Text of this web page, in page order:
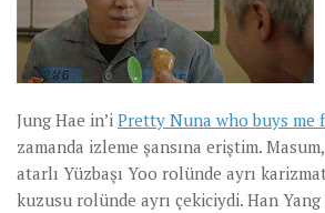
Jung Hae in’i Pretty Nuna who buys me
zamanda izleme şansına eriştim.
atarlı Yüzbaşı Yoo rolünde ayrı
kuzusu rolünde ayrı çekiciydi. Han